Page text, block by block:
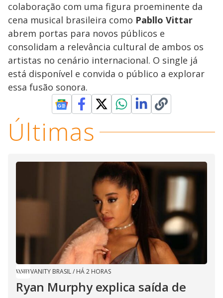
colaboração com uma figura proeminente da
cena musical brasileira como Pabllo Vittar
abrem portas para novos públicos e
consolidam a relevância cultural de ambos os
artistas no cenário internacional. O single já
está disponível e convida o público a explorar
essa fusão sonora.
Últimas
VANITY BRASIL/ HÁ 2 HORAS
Ryan Murphy explica saída de